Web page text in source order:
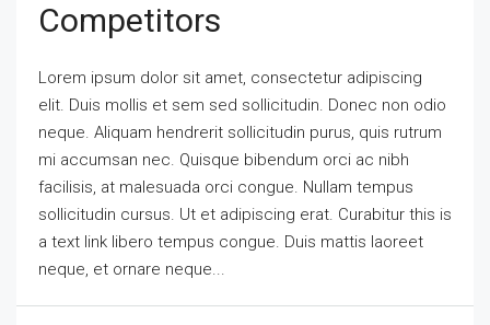
Competitors
Lorem ipsum dolor sit amet, consectetur adipiscing
elit. Duis mollis et sem sed sollicitudin. Donec non odio
neque. Aliquam hendrerit sollicitudin purus, quis rutrum
mi accumsan nec. Quisque bibendum orci ac nibh
facilisis, at malesuada orci congue. Nullam tempus
sollicitudin cursus. Ut et adipiscing erat. Curabitur this is
a text link libero tempus congue. Duis mattis laoreet
neque, et ornare neque...